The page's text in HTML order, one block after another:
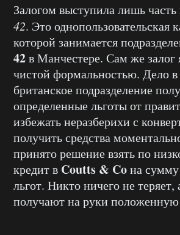
Залогом выступила лишь
42. Это однопользовательская
которой занимается
42в Манчестере. Сам же залог
чистой формальностью. Дело
британское подразделение
определенные льготы от
избежать неразберихи с
получить средства
принято решение взять по
кредит в Coutts & Coна
льгот. Никто ничего не теряет,
получают на руки